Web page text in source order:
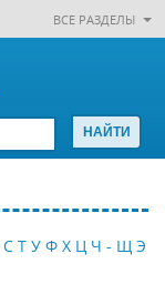
ВСЕ РАЗДЕЛЫ
С Т У Ф Х Ц Ч - Щ Э